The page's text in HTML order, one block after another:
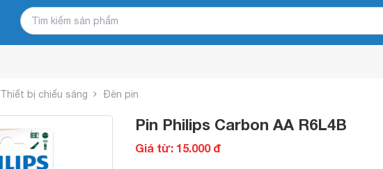
Thiết bị chiếu sáng Đèn pin
Pin Philips Carbon AA R6L4B
Giá từ: 15.000 đ